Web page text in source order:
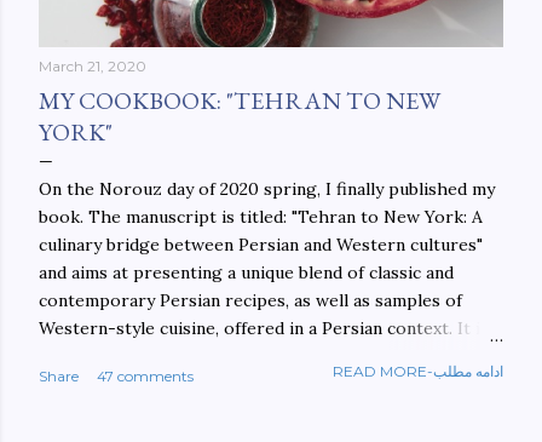
March 21, 2020
MY COOKBOOK: "TEHRAN TO NEW
YORK"
On the Norouz day of 2020 spring, I finally published my
book. The manuscript is titled: "Tehran to New York: A
culinary bridge between Persian and Western cultures"
and aims at presenting a unique blend of classic and
contemporary Persian recipes, as well as samples of
Western-style cuisine, offered in a Persian context. It is
walls. This book aims at constructing a bridge between
Share 47 comments READ MORE-ادامه مطلب